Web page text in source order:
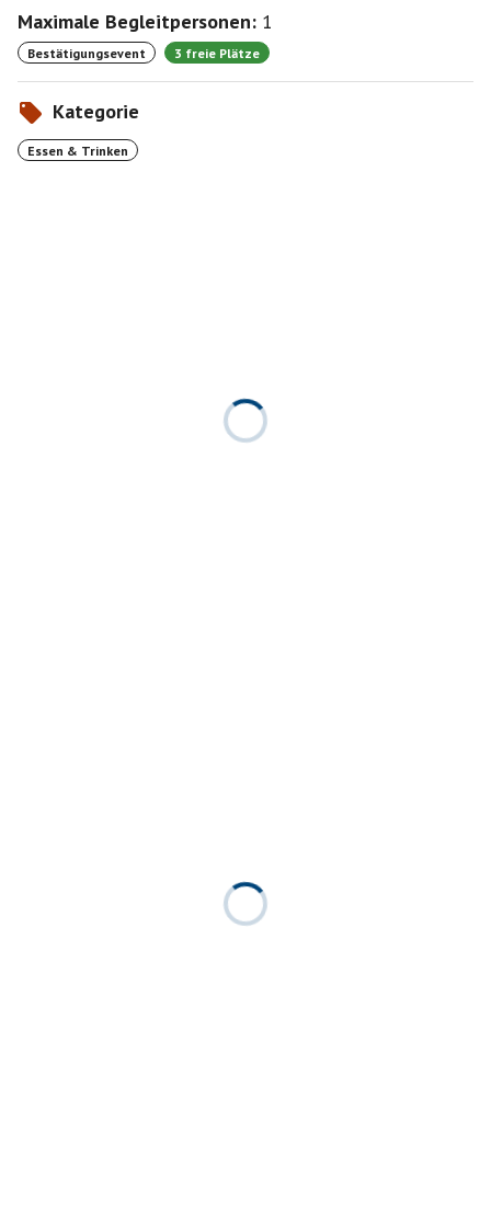
Maximale Begleitpersonen: 1
Bestätigungsevent 3 freie Plätze
Kategorie
Essen & Trinken